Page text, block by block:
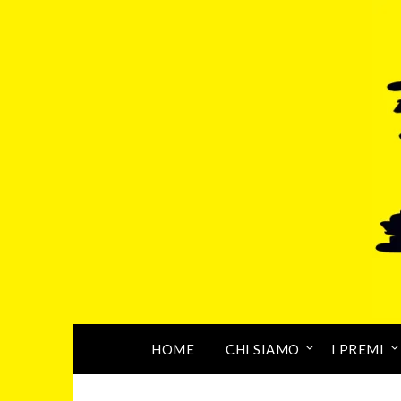
HOME CHI SIAMO I PREMI